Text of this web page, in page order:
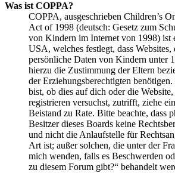
Was ist COPPA?
COPPA, ausgeschrieben Children’s
Act of 1998 (deutsch: Gesetz zum
von Kindern im Internet von 1998) ist
USA, welches festlegt, dass
persönliche Daten von Kindern unter
hierzu die Zustimmung der Eltern
der Erziehungsberechtigten
bist, ob dies auf dich oder die
registrieren versuchst, zutrifft, ziehe
Beistand zu Rate. Bitte beachte, dass
Besitzer dieses Boards keine
und nicht die Anlaufstelle für
Art ist; außer solchen, die unter der
mich wenden, falls es Beschwerden
zu diesem Forum gibt?“ behandelt